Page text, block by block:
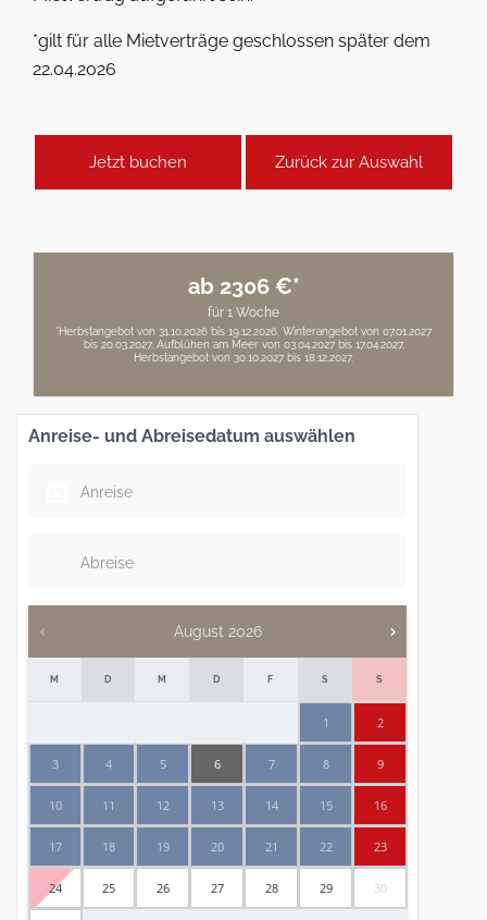
*gilt für alle Mietverträge geschlossen später dem
22.04.2026
Jetzt buchen Zurück zur Auswahl
ab 2306 €*
für 1 Woche
*Herbstangebot von 31.10.2026 bis 19.12.2026. Winterangebot von 07.01.2027
bis 20.03.2027. Aufblühen am Meer von 03.04.2027 bis 17.04.2027.
Herbstangebot von 30.10.2027 bis 18.12.2027.
Anreise- und Abreisedatum auswählen
August 2026
M D M D F S S
1 2
3 4 5 6 7 8 9
10 11 12 13 14 15 16
17 18 19 20 21 22 23
24 25 26 27 28 29 30